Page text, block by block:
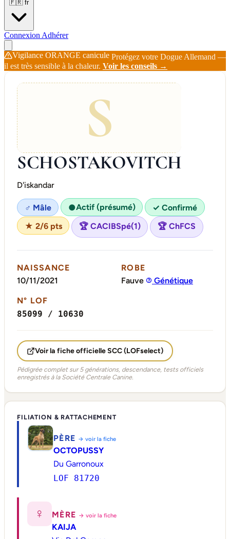
🇫🇷 fr
Connexion Adhérer
Vigilance ORANGE canicule Protégez votre Dogue Allemand —
il est très sensible à la chaleur. Voir les conseils →
S
SCHOSTAKOVITCH
D'iskandar
♂ Mâle ●Actif (présumé)
✓ Confirmé
★ 2/6 pts
🏆 CACIBSpé(1) 🏆 ChFCS
NAISSANCE
10/11/2021
ROBE
Fauve
Génétique
N° LOF
85099 / 10630
Voir la fiche officielle SCC (LOFselect)
Pédigrée complet sur 5 générations, descendance, tests officiels
enregistrés à la Société Centrale Canine.
FILIATION & RATTACHEMENT
PÈRE → voir la fiche
OCTOPUSSY
Du Garronoux
LOF 81720
♀ MÈRE → voir la fiche
KAIJA